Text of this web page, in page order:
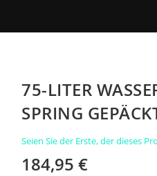
75-LITER
SPRING
Seien Sie der Erste, der dieses
184,95 €